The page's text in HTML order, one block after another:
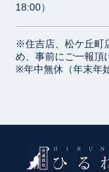
18:00）
※住吉店、松ケ丘町
め、事前にご一報頂
※年中無休（年末年